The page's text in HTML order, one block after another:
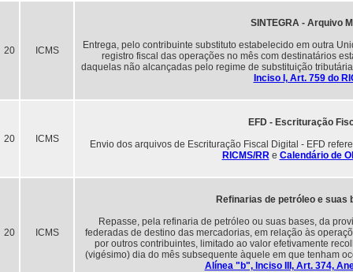
20 ICMS
SINTEGRA - Arquivo
Entrega, pelo contribuinte substituto estabelecido em outra
registro fiscal das operações no mês com destinatários
daquelas não alcançadas pelo regime de substituição
Inciso I, Art. 759 do
20 ICMS
EFD - Escrituração
Envio dos arquivos de Escrituração Fiscal Digital - EFD
RICMS/RRe Calendário de
20 ICMS
Refinarias de petróleo e suas
Repasse, pela refinaria de petróleo ou suas bases, da
federadas de destino das mercadorias, em relação às
por outros contribuintes, limitado ao valor efetivamente
(vigésimo) dia do mês subsequente àquele em que tenham
Alínea "b", Inciso III, Art. 374,